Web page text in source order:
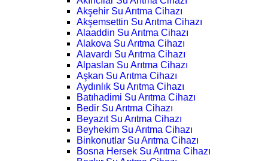
Akşehir Su Arıtma Cihazı
Akşemsettin Su Arıtma Cihazı
Alaaddin Su Arıtma Cihazı
Alakova Su Arıtma Cihazı
Alavardı Su Arıtma Cihazı
Alpaslan Su Arıtma Cihazı
Aşkan Su Arıtma Cihazı
Aydınlık Su Arıtma Cihazı
Batıhadimi Su Arıtma Cihazı
Bedir Su Arıtma Cihazı
Beyazıt Su Arıtma Cihazı
Beyhekim Su Arıtma Cihazı
Binkonutlar Su Arıtma Cihazı
Bosna Hersek Su Arıtma Cihazı